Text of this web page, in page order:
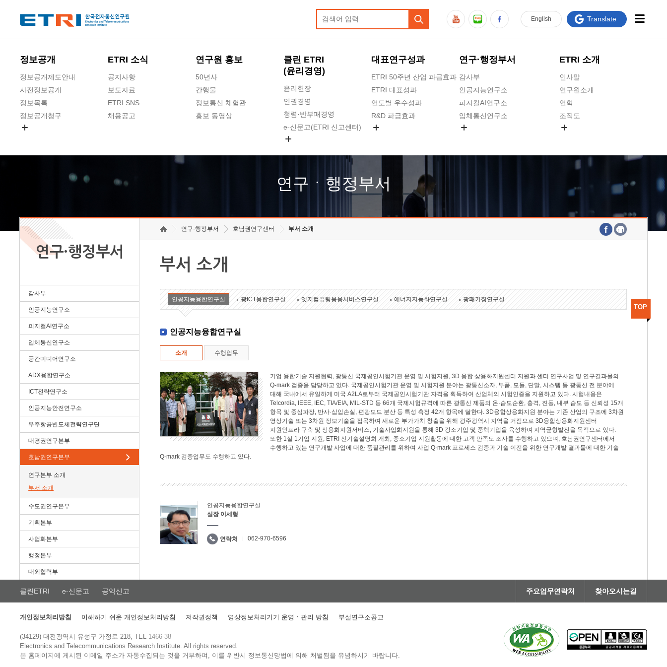
정보공개
정보공개제도안내
사전정보공개
정보목록
정보공개청구
ETRI 소식
공지사항
보도자료
ETRI SNS
채용공고
연구원 홍보
50년사
간행물
정보통신 체험관
홍보 동영상
클린 ETRI
(윤리경영)
윤리헌장
인권경영
청렴·반부패경영
e-신문고(ETRI 신고센터)
고객의소리
수의계약 현황
대표연구성과
ETRI 50주년 산업 파급효과
ETRI 대표성과
연도별 우수성과
R&D 파급효과
연구·행정부서
감사부
인공지능연구소
피지컬AI연구소
입체통신연구소
호남권연구본부
기획본부
ETRI 소개
인사말
연구원소개
연혁
조직도
연구원 고객헌장
주요업무연락처
English Translate
연구ㆍ행정부서
연구·행정부서
감사부
인공지능연구소
피지컬AI연구소
입체통신연구소
공간미디어연구소
ADX융합연구소
ICT전략연구소
인공지능안전연구소
우주항공반도체전략연구단
대경권연구본부
호남권연구본부
연구본부 소개
부서 소개
수도권연구본부
기획본부
사업화본부
행정본부
대외협력부
연구·행정부서 호남권연구센터 부서 소개
부서 소개
인공지능융합연구실 광ICT융합연구실 엣지컴퓨팅응용서비스연구실 에너지지능화연구실 광패키징연구실
인공지능융합연구실
소개 수행업무
기업 융합기술 지원협력, 광통신 국제공인시험기관 운영 및 시험지원, 3D 융합 상용화지원센터 지원과 센터 연구사업 및 연구결과물의
Q-mark 검증을 담당하고 있다. 국제공인시험기관 운영 및 시험지원 분야는 광통신소자, 부품, 모듈, 단말, 시스템 등 광통신 전 분야에
대해 국내에서 유일하게 미국 A2LA로부터 국제공인시험기관 자격을 획득하여 산업체의 시험인증을 지원하고 있다. 시험내용은
Telcordia, IEEE, IEC, TIA/EIA, MIL-STD 등 66개 국제시험규격에 따른 광통신 제품의 온·습도순환, 충격, 진동, 내부 습도 등 신뢰성 15개
항목 및 중심파장, 반사·삽입손실, 편광모드 분산 등 특성 측정 42개 항목에 달한다. 3D융합상용화지원 분야는 기존 산업의 구조에 3차원
영상기술 또는 3차원 정보기술을 접목하여 새로운 부가가치 창출을 위해 광주광역시 지역을 거점으로 3D융합상용화지원센터
지원인프라 구축 및 상용화지원서비스, 기술사업화지원을 통해 3D 강소기업 및 중핵기업을 육성하여 지역균형발전을 목적으로 있다.
또한 1실 1기업 지원, ETRI 신기술설명회 개최, 중소기업 지원활동에 대한 고객 만족도 조사를 수행하고 있으며, 호남권연구센터에서
수행하고 있는 연구개발 사업에 대한 품질관리를 위하여 사업 Q-mark 프로세스 검증과 기술 이전을 위한 연구개발 결과물에 대한 기술
Q-mark 검증업무도 수행하고 있다.
인공지능융합연구실
실장 이세형
연락처 062-970-6596
TOP
클린ETRI e-신문고 공익신고 주요업무연락처 찾아오시는길
개인정보처리방침 이해하기 쉬운 개인정보처리방침 저작권정책 영상정보처리기기 운영ㆍ관리 방침 부설연구소공고
(34129) 대전광역시 유성구 가정로 218, TEL 1466-38
Electronics and Telecommunications Research Institute.All rights reserved.
본 홈페이지에 게시된 이메일 주소가 자동수집되는 것을 거부하며, 이를 위반시 정보통신망법에 의해 처벌됨을 유념하시기 바랍니다.